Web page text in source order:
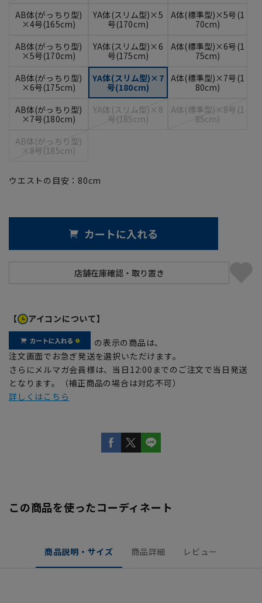
AB体(がっちり型)
×4号(165cm)
YA体(スリム型)×5
号(170cm)
A体(標準型)×5号(1
70cm)
AB体(がっちり型)
×5号(170cm)
YA体(スリム型)×6
号(175cm)
A体(標準型)×6号(1
75cm)
AB体(がっちり型)
×6号(175cm)
YA体(スリム型)×7
号(180cm)
A体(標準型)×7号(1
80cm)
AB体(がっちり型)
×7号(180cm)
YA体(スリム型)×8
号(185cm)
A体(標準型)×8号(1
85cm)
AB体(がっちり型)
×8号(185cm)
ウエストの目安： 80cm
カートに入れる
【 アイコンについて】
の表示の商品は、
注文画面でお急ぎ発送を選択いただけます。
さらにメルマガ会員様は、当日12:00までのご注文で当日発送
となります。（補正商品の場合は対応不可）
詳しくはこちら
この商品を使ったコーディネート
商品説明・サイズ 商品詳細 レビュー